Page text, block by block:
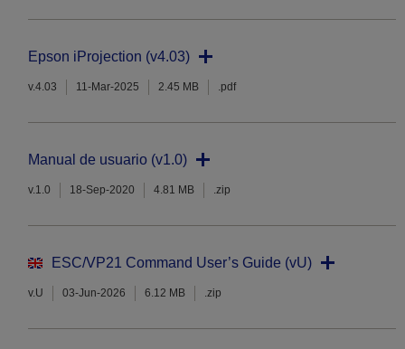
Epson iProjection (v4.03)
v.4.03 11-Mar-2025 2.45 MB .pdf
Manual de usuario (v1.0)
v.1.0 18-Sep-2020 4.81 MB .zip
ESC/VP21 Command User’s Guide (vU)
v.U 03-Jun-2026 6.12 MB .zip